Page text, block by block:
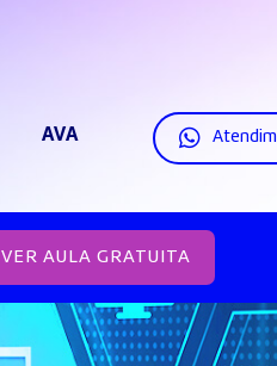
AVA
VER AULA GRATUITA